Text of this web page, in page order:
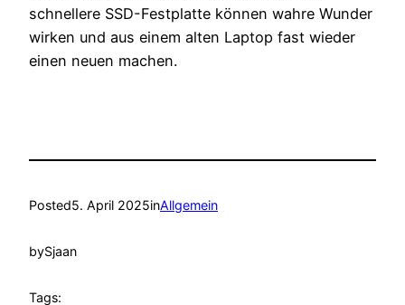
schnellere SSD-Festplatte können wahre Wunder
wirken und aus einem alten Laptop fast wieder
einen neuen machen.
Posted5. April 2025inAllgemein
bySjaan
Tags: